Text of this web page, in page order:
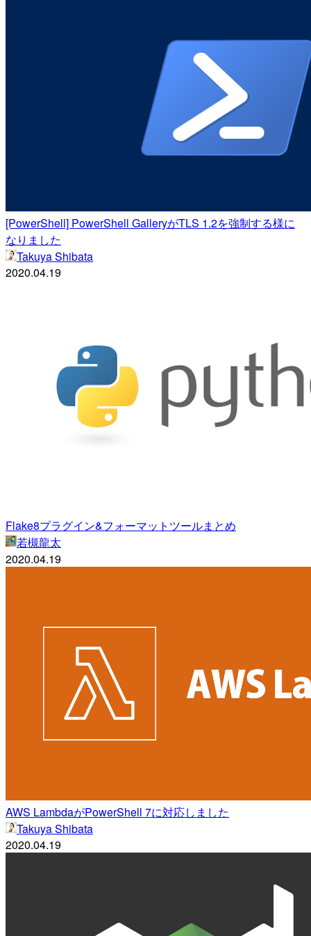
[PowerShell] PowerShell GalleryがTLS 1.2を強制する様に
なりました
Takuya Shibata
2020.04.19
Flake8プラグイン&フォーマットツールまとめ
若槻龍太
2020.04.19
AWS LambdaがPowerShell 7に対応しました
Takuya Shibata
2020.04.19